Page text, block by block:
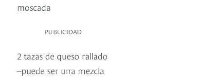
moscada
PUBLICIDAD
2 tazas de queso rallado
–puede ser una mezcla